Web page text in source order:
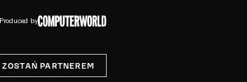
Produced by
ZOSTAŃ PARTNEREM